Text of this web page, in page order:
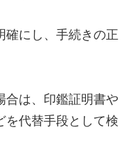
確にし、手続きの正
合は、印鑑証明書や
を代替手段として検